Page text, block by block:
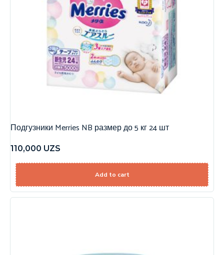
Подгузники Merries NB размер до 5 кг 24 шт
110,000 UZS
Add to cart